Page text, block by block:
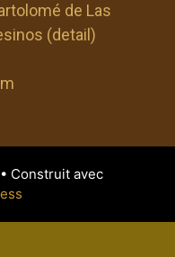
de Las
(detail)
• Construit avec